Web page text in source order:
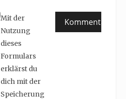
Mit der
Nutzung
dieses
Formulars
erklärst du
dich mit der
Speicherung